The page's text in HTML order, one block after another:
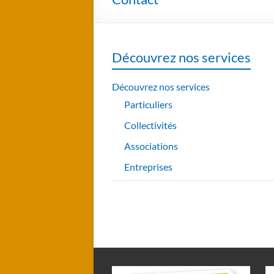
Découvrez nos services
Découvrez nos services
Particuliers
Collectivités
Associations
Entreprises